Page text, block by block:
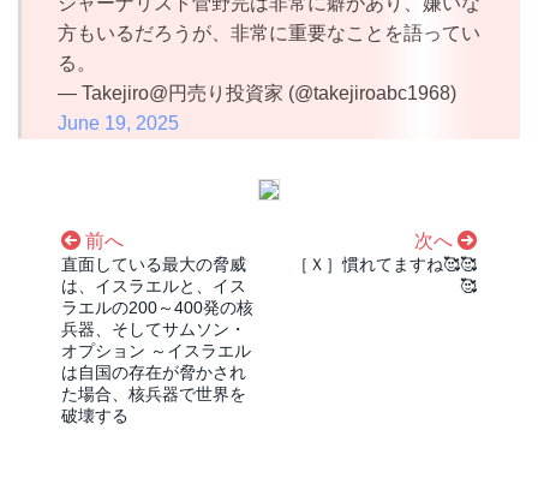
方もいるだろうが、非常に重要なことを語ってい
る。
— Takejiro@円売り投資家 (@takejiroabc1968)
June 19, 2025
前へ
直面している最大の脅威
は、イスラエルと、イス
ラエルの200～400発の核
兵器、そしてサムソン・
オプション ～イスラエル
は自国の存在が脅かされ
た場合、核兵器で世界を
破壊する
次へ
［Ｘ］慣れてますね🥰🥰
🥰